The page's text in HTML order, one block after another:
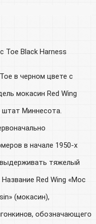
Toe Black Harness
в черном цвете с
мокасин Red Wing
штат Миннесота.
в начале 1950-х
тяжелый
Red Wing «Moc
(мокасин),
обозначающего